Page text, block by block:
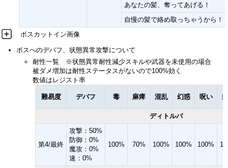
あなたの髪、奪ってあげる！
自慢の髪で絡め取っちゃうから！
ボスカットイン画像
ボスへのデバフ、状態異常攻撃について
耐性一覧 ※状態異常耐性減少スキルや武器を未使用の場合
被ダメ増加は耐性ステータスがないので100%効く
数値はレジスト率
難易度 デバフ 毒 麻痺 混乱 幻惑 呪い
ディトルパ
第4/最終
攻撃：50%
防御：0%
魔攻：0%
速：0%
100% 70% 100% 100% 100%